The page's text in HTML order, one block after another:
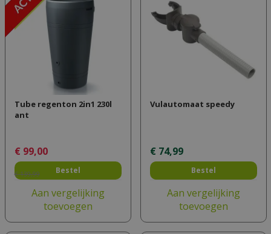
Tube regenton 2in1 230l
ant
€ 139,99
€ 99,00
Bestel
Aan vergelijking
toevoegen
Vulautomaat speedy
€ 74,99
Bestel
Aan vergelijking
toevoegen